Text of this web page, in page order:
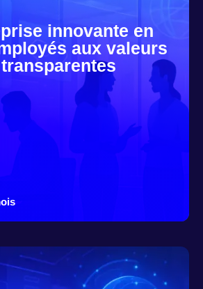
innovante en
aux valeurs